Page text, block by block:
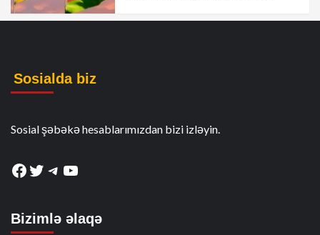
Sosialda biz
Sosial şəbəkə hesablarımızdan bizi izləyin.
Facebook
Twitter
Telegram
YouTube
Bizimlə əlaqə